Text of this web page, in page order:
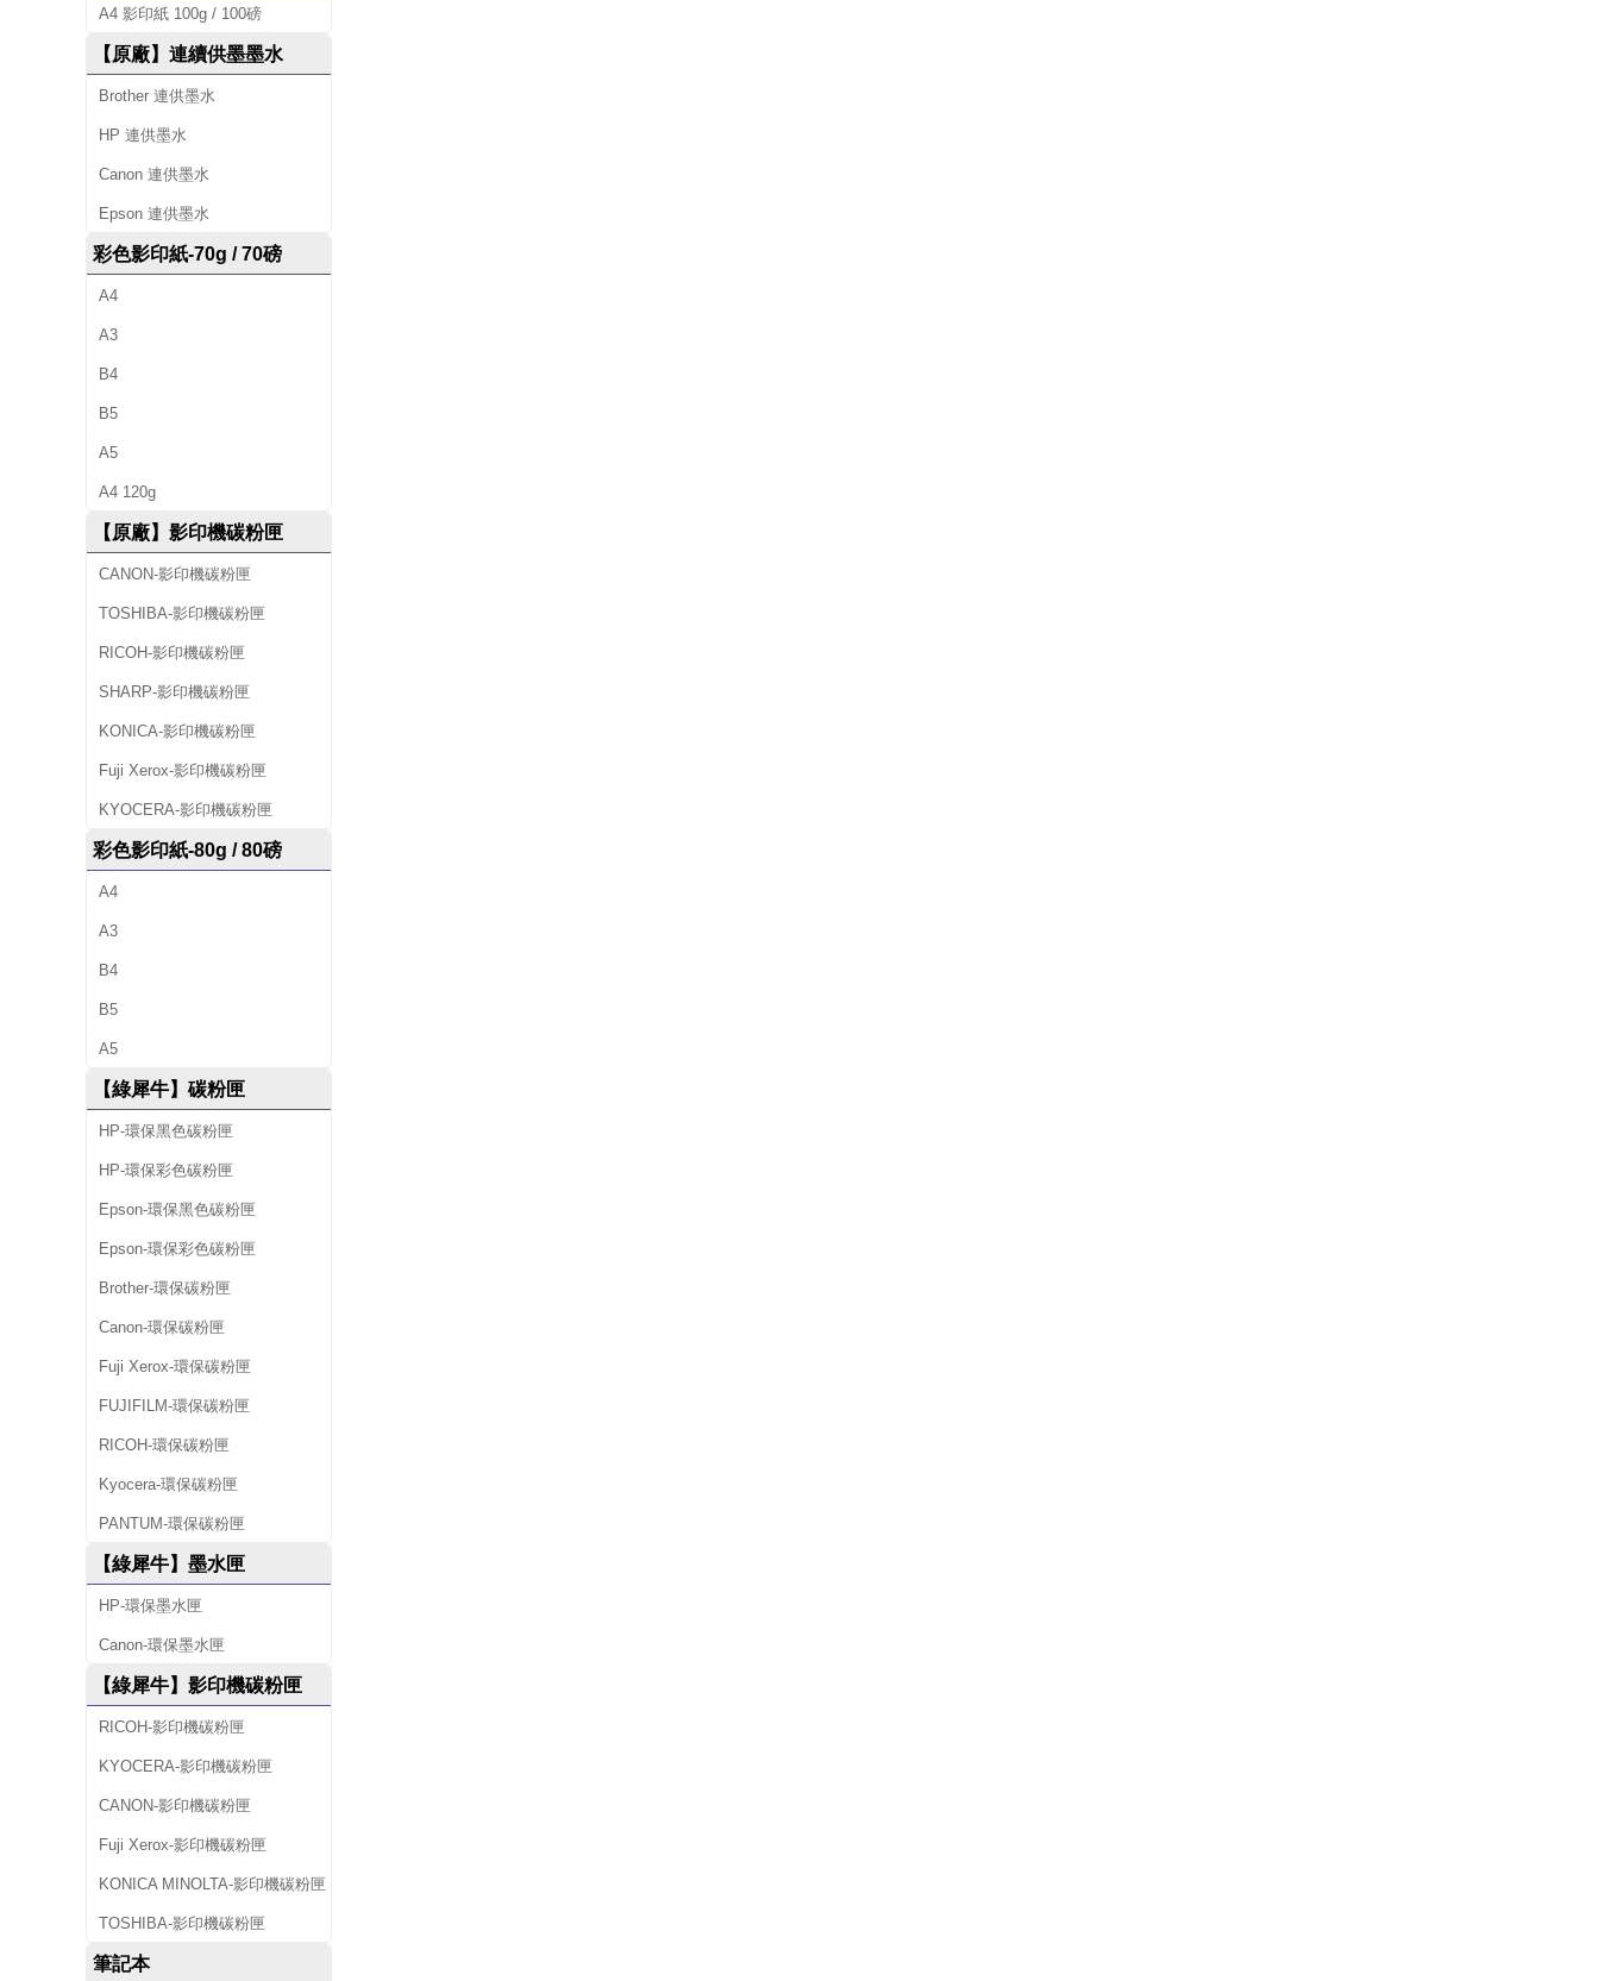
A4 影印紙 100g / 100磅
【原廠】連續供墨墨水
Brother 連供墨水
HP 連供墨水
Canon 連供墨水
Epson 連供墨水
彩色影印紙-70g / 70磅
A4
A3
B4
B5
A5
A4 120g
【原廠】影印機碳粉匣
CANON-影印機碳粉匣
TOSHIBA-影印機碳粉匣
RICOH-影印機碳粉匣
SHARP-影印機碳粉匣
KONICA-影印機碳粉匣
Fuji Xerox-影印機碳粉匣
KYOCERA-影印機碳粉匣
彩色影印紙-80g / 80磅
A4
A3
B4
B5
A5
【綠犀牛】碳粉匣
HP-環保黑色碳粉匣
HP-環保彩色碳粉匣
Epson-環保黑色碳粉匣
Epson-環保彩色碳粉匣
Brother-環保碳粉匣
Canon-環保碳粉匣
Fuji Xerox-環保碳粉匣
FUJIFILM-環保碳粉匣
RICOH-環保碳粉匣
Kyocera-環保碳粉匣
PANTUM-環保碳粉匣
【綠犀牛】墨水匣
HP-環保墨水匣
Canon-環保墨水匣
【綠犀牛】影印機碳粉匣
RICOH-影印機碳粉匣
KYOCERA-影印機碳粉匣
CANON-影印機碳粉匣
Fuji Xerox-影印機碳粉匣
KONICA MINOLTA-影印機碳粉匣
TOSHIBA-影印機碳粉匣
筆記本